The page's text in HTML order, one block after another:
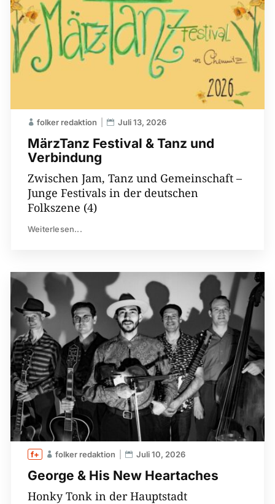
MärzTanz Festival & Tanz und
Verbindung
folker redaktion Juli 13, 2026
Zwischen Jam, Tanz und Gemeinschaft –
Junge Festivals in der deutschen
Folkszene (4)
Weiterlesen...
George & His New Heartaches
folker redaktion Juli 10, 2026
Honky Tonk in der Hauptstadt